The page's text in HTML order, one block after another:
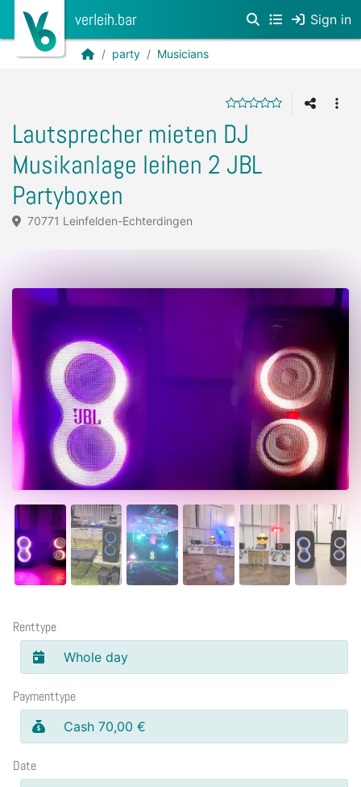
verleih.bar Sign in
party Musicians
Lautsprecher mieten DJ
Musikanlage leihen 2 JBL
Partyboxen
70771 Leinfelden-Echterdingen
Renttype
Whole day
Paymenttype
Cash 70,00 €
Date